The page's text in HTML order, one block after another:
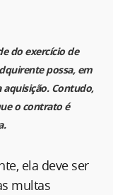
do exercício de
possa, em
Contudo,
o contrato é
ela deve ser
multas